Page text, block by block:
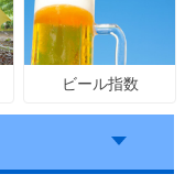
ビール指数